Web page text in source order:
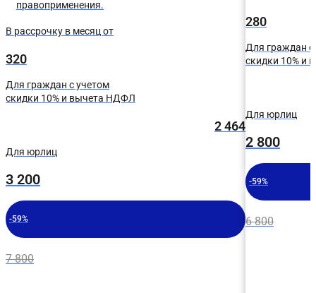
правоприменения.
В рассрочку в месяц от
320
Для граждан с учетом
скидки 10% и вычета НДФЛ
2 464
Для юрлиц
3 200
-59%
7 800
280
Для граждан с
скидки 10% и
Для юрлиц
2 800
-59%
6 800